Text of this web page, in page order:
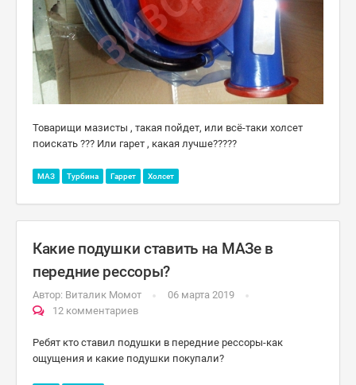
Товарищи мазисты , такая пойдет, или всё-таки холсет
поискать ??? Или гарет , какая лучше?????
МАЗ Турбина Гаррет Холсет
Какие подушки ставить на МАЗе в
передние рессоры?
Автор: Виталик Момот
06 марта 2019
12 комментариев
Ребят кто ставил подушки в передние рессоры-как
ощущения и какие подушки покупали?